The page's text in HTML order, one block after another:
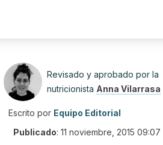
Revisado y aprobado por la
nutricionista Anna Vilarrasa
Escrito por Equipo Editorial
Publicado: 11 noviembre, 2015 09:07